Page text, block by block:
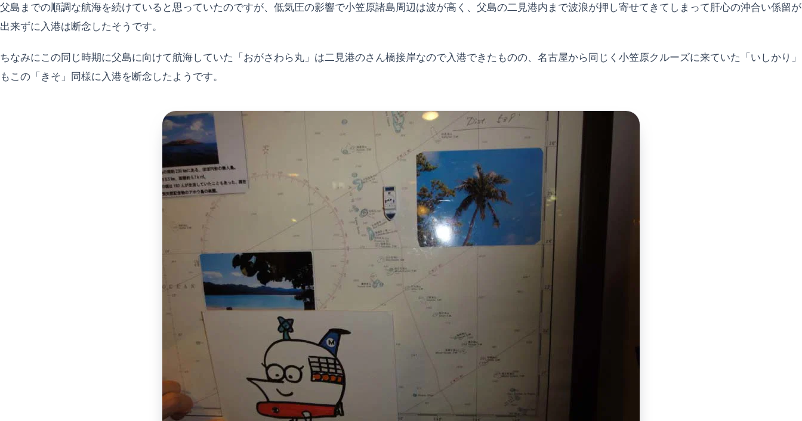
父島までの順調な航海を続けていると思っていたのですが、低気圧の影響で小笠原諸島周辺は波が高く、父島の二見港内まで波浪が押し寄せてきてしまって肝心の沖合い係留が
出来ずに入港は断念したそうです。
ちなみにこの同じ時期に父島に向けて航海していた「おがさわら丸」は二見港のさん橋接岸なので入港できたものの、名古屋から同じく小笠原クルーズに来ていた「いしかり」
もこの「きそ」同様に入港を断念したようです。